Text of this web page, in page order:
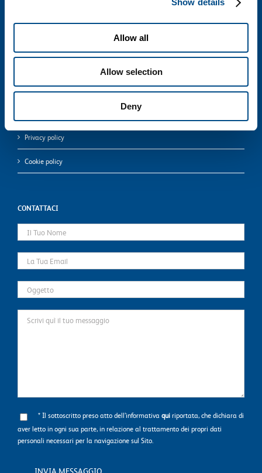
Show details
Allow all
Allow selection
Deny
English
Privacy policy
Cookie policy
CONTATTACI
* Il sottoscritto preso atto dell’informativaquiriportata, che dichiara di
aver letto in ogni sua parte, in relazione al trattamento dei propri dati
personali necessari per la navigazione sul Sito.